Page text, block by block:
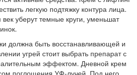
легкую подтяжку контура лица.
век уберут темные круги, уменьшат
должна быть восстанавливающей и
угрей стоит выбрать препарат с
эффектом. Дневной крем
поглощения УФ-лучей. Под него